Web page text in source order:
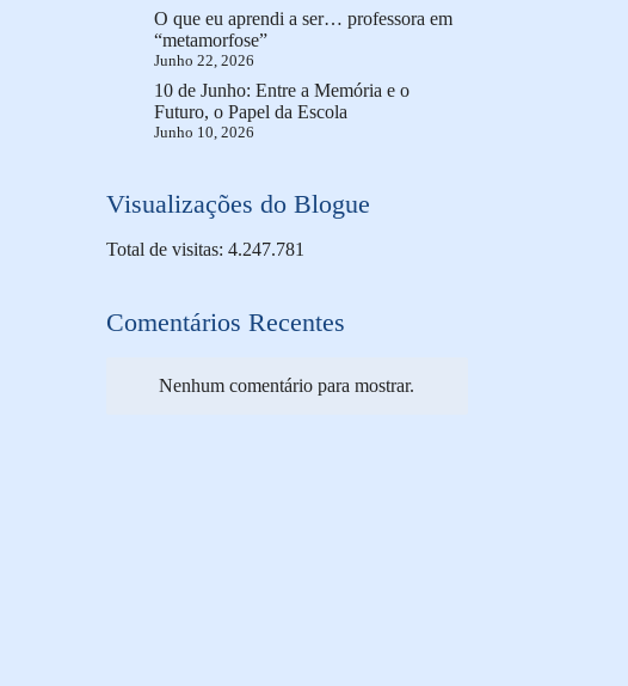
O que eu aprendi a ser… professora em
“metamorfose”
Junho 22, 2026
10 de Junho: Entre a Memória e o
Futuro, o Papel da Escola
Junho 10, 2026
Visualizações do Blogue
Total de visitas: 4.247.781
Comentários Recentes
Nenhum comentário para mostrar.